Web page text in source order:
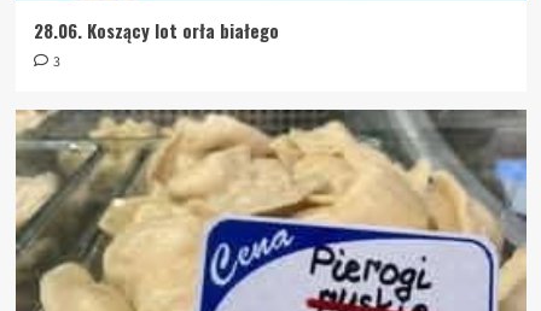
1
2
DZIEŃ PO DNIU
26.07. Największe oszustwo współczesnego
świata
28.06. Koszący lot orła białego
3